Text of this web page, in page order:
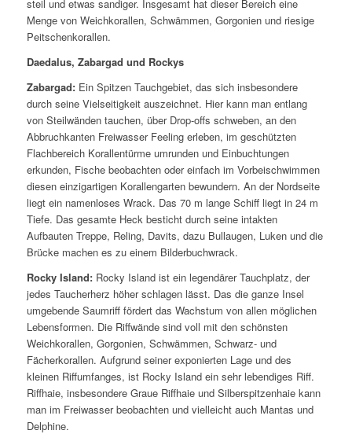
steil und etwas sandiger. Insgesamt hat dieser Bereich eine
Menge von Weichkorallen, Schwämmen, Gorgonien und riesige
Peitschenkorallen.
Daedalus, Zabargad und Rockys
Zabargad:Ein Spitzen Tauchgebiet, das sich insbesondere
durch seine Vielseitigkeit auszeichnet. Hier kann man entlang
von Steilwänden tauchen, über Drop-offs schweben, an den
Abbruchkanten Freiwasser Feeling erleben, im geschützten
Flachbereich Korallentürme umrunden und Einbuchtungen
erkunden, Fische beobachten oder einfach im Vorbeischwimmen
diesen einzigartigen Korallengarten bewundern. An der Nordseite
liegt ein namenloses Wrack. Das 70 m lange Schiff liegt in 24 m
Tiefe. Das gesamte Heck besticht durch seine intakten
Aufbauten Treppe, Reling, Davits, dazu Bullaugen, Luken und die
Brücke machen es zu einem Bilderbuchwrack.
Rocky Island:Rocky Island ist ein legendärer Tauchplatz, der
jedes Taucherherz höher schlagen lässt. Das die ganze Insel
umgebende Saumriff fördert das Wachstum von allen möglichen
Lebensformen. Die Riffwände sind voll mit den schönsten
Weichkorallen, Gorgonien, Schwämmen, Schwarz- und
Fächerkorallen. Aufgrund seiner exponierten Lage und des
kleinen Riffumfanges, ist Rocky Island ein sehr lebendiges Riff.
Riffhaie, insbesondere Graue Riffhaie und Silberspitzenhaie kann
man im Freiwasser beobachten und vielleicht auch Mantas und
Delphine.